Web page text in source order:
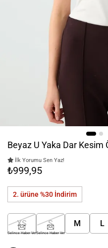
Beyaz U Yaka Dar Kesim
İlk Yorumu Sen Yaz!
₺999,95
2. ürüne %30 İndirim
XS
Gelince Haber Ver
S
Gelince Haber Ver
M L